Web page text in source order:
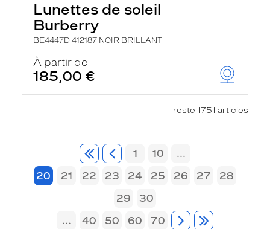
Lunettes de soleil
Burberry
BE4447D 412187 NOIR BRILLANT
À partir de
185,00 €
reste 1751 articles
1 10
...
20
21 22 23 24 25 26 27
28
29
30
...
40 50 60 70